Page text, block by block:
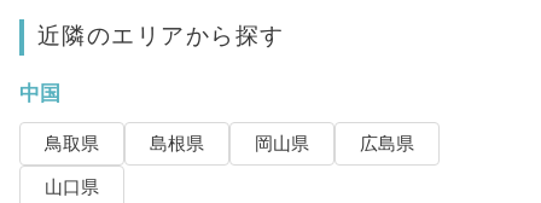
近隣のエリアから探す
中国
鳥取県 島根県 岡山県
広島県
山口県